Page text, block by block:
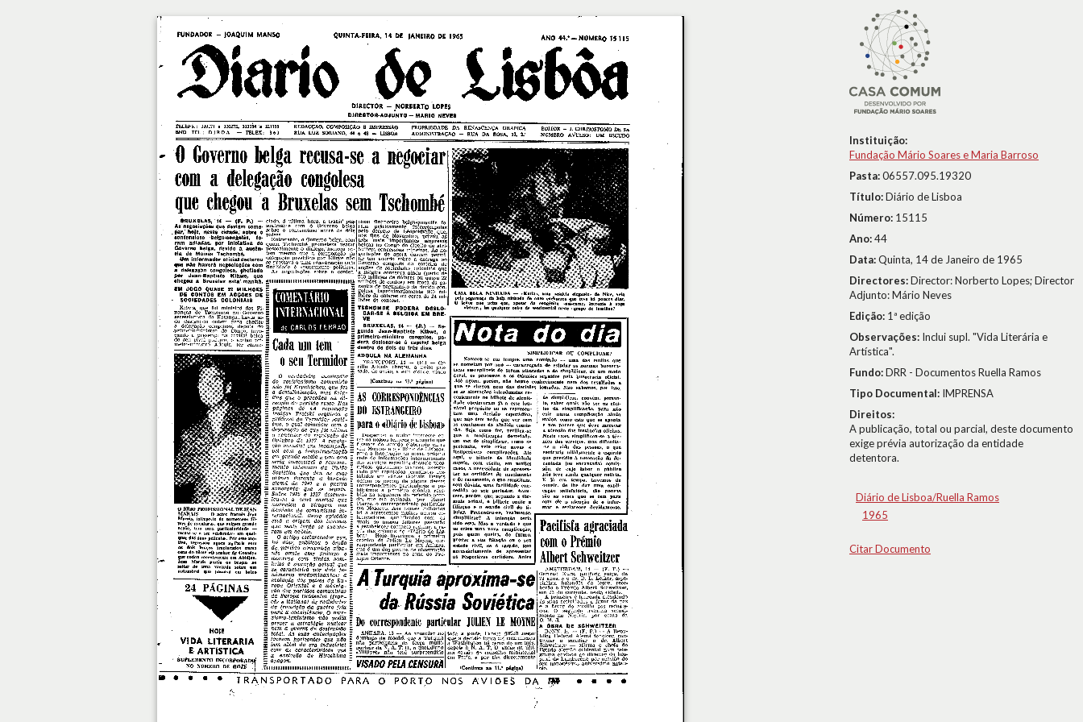
Instituição:
Fundação Mário Soares e Maria Barroso
Pasta:06557.095.19320
Título:Diário de Lisboa
Número: 15115
Ano:44
Data:Quinta, 14 de Janeiro de 1965
Directores:Director: Norberto Lopes; Director
Adjunto: Mário Neves
Edição: 1ª edição
Observações: Inclui supl. "Vida Literária e
Artística".
Fundo:DRR - Documentos Ruella Ramos
Tipo Documental: IMPRENSA
Direitos:
A publicação, total ou parcial, deste documento
exige prévia autorização da entidade
detentora.
Diário de Lisboa/Ruella Ramos
1965
Citar Documento